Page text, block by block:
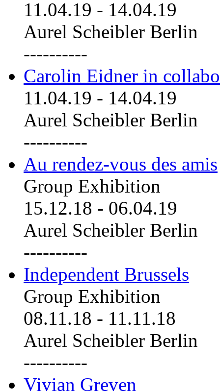
11.04.19 - 14.04.19
Aurel Scheibler Berlin
----------
Carolin Eidner in
11.04.19 - 14.04.19
Aurel Scheibler Berlin
----------
Au rendez-vous des amis
Group Exhibition
15.12.18 - 06.04.19
Aurel Scheibler Berlin
----------
Independent Brussels
Group Exhibition
08.11.18 - 11.11.18
Aurel Scheibler Berlin
----------
Vivian Greven